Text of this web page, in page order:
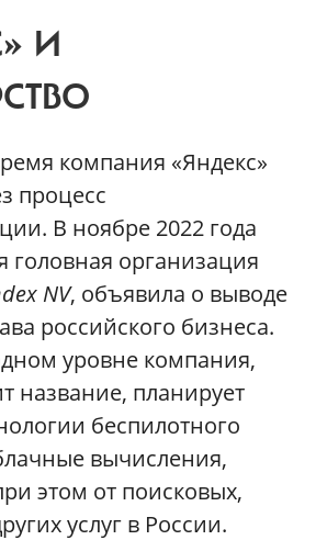
И
компания «Яндекс»
процесс
В ноябре 2022 года
головная организация
NV, объявила о выводе
российского бизнеса.
уровне компания,
название, планирует
беспилотного
вычисления,
этом от поисковых,
услуг в России.